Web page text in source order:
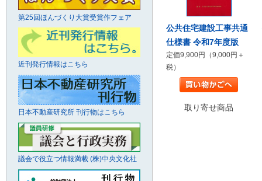
公共住宅建設工事共通
仕様書 令和7年度版
定価9,900円（9,000円＋
税）
取り寄せ商品
第25回ほんづくり大賞受賞作フェア
近刊発行情報はこちら
日本不動産研究所 刊行物はこちら
議会で役立つ情報満載 (株)中央文化社